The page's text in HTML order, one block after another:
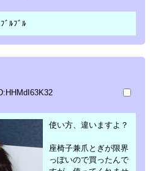
ﾞﾙﾌﾞﾙ
使い方、違いますよ？
座椅子兼爪とぎが限界
っぽいので買ったんで